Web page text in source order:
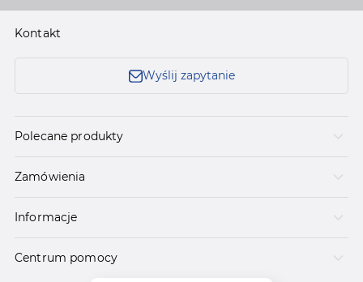
Kontakt
Wyślij zapytanie
Polecane produkty
Zamówienia
Informacje
Centrum pomocy